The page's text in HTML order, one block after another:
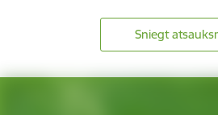
Sniegt